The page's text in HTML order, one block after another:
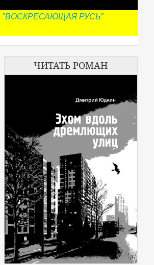
"ВОСКРЕСАЮЩАЯ РУСЬ"
ЧИТАТЬ РОМАН